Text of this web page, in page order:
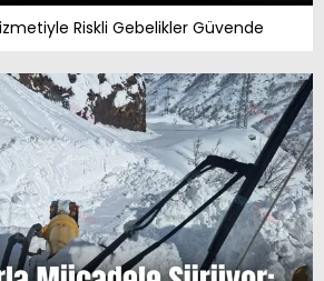
Riskli Gebelikler Güvende